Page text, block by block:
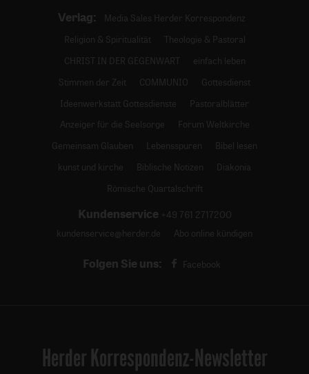
Verlag:
Media Sales Herder Korrespondenz
Religion & Spiritualität
Theologie & Pastoral
CHRIST IN DER GEGENWART
einfach leben
Stimmen der Zeit
COMMUNIO
Gottesdienst
Ideenwerkstatt Gottesdienste
Pastoralblätter
Anzeiger für die Seelsorge
Forum Weltkirche
Gemeinsam Glauben
Lebensspuren
Bibel lesen
kunst und kirche
Biblische Notizen
Diakonia
Römische Quartalschrift
Kundenservice +49 761 2717200
kundenservice@herder.de
Abo online kündigen
Folgen Sie uns: Facebook
Herder Korrespondenz-Newsletter